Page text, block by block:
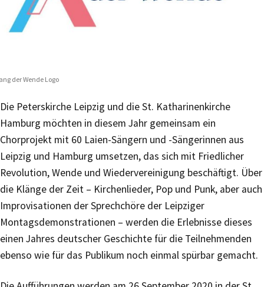
der Wende Logo
Die Peterskirche Leipzig und die St. Katharinenkirche
Hamburg möchten in diesem Jahr gemeinsam ein
Chorprojekt mit 60 Laien-Sängern und -Sängerinnen aus
Leipzig und Hamburg umsetzen, das sich mit Friedlicher
Revolution, Wende und Wiedervereinigung beschäftigt. Über
die Klänge der Zeit – Kirchenlieder, Pop und Punk, aber auch
Improvisationen der Sprechchöre der Leipziger
Montagsdemonstrationen – werden die Erlebnisse dieses
einen Jahres deutscher Geschichte für die Teilnehmenden
ebenso wie für das Publikum noch einmal spürbar gemacht.